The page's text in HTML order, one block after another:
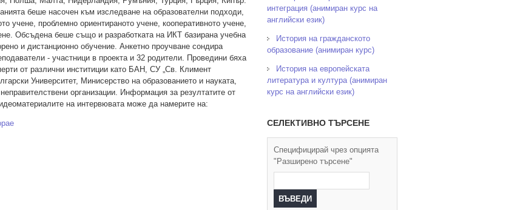
беше насочен към изследване на образователни подходи,
учене, проблемно ориентираното учене, кооперативното учене,
Обсъдена беше също и разработката на ИКТ базирана учебна
и дистанционно обучение. Анкетно проучване сондира
- участници в проекта и 32 родители. Проведини бяха
от различни инститиции като БАН, СУ „Св. Климент
Университет, Минисерство на образованието и науката,
организации. Информация за резултатите от
на интервювата може да намерите на:
интеграция (анимиран курс на
английски език)
История на гражданското
образование (анимиран курс)
История на европейската
литература и култура (анимиран
курс на английски език)
СЕЛЕКТИВНО ТЪРСЕНЕ
Специфицирай чрез опцията
"Разширено търсене"